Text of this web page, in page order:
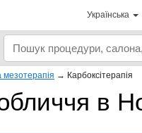
Українська
мезотерапія → Карбоксітерапія
в